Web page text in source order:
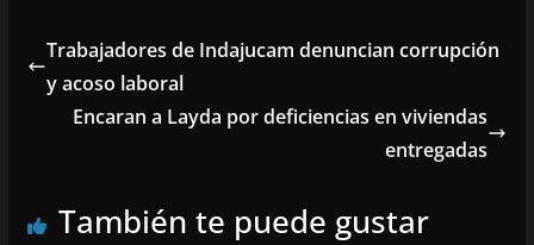
Trabajadores de Indajucam denuncian corrupción
y acoso laboral
Encaran a Layda por deficiencias en viviendas
entregadas
También te puede gustar